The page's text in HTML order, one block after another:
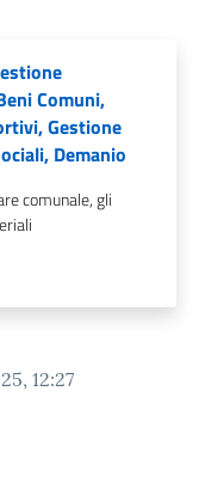
Comuni,
Gestione
Demanio
comunale, gli
12:27